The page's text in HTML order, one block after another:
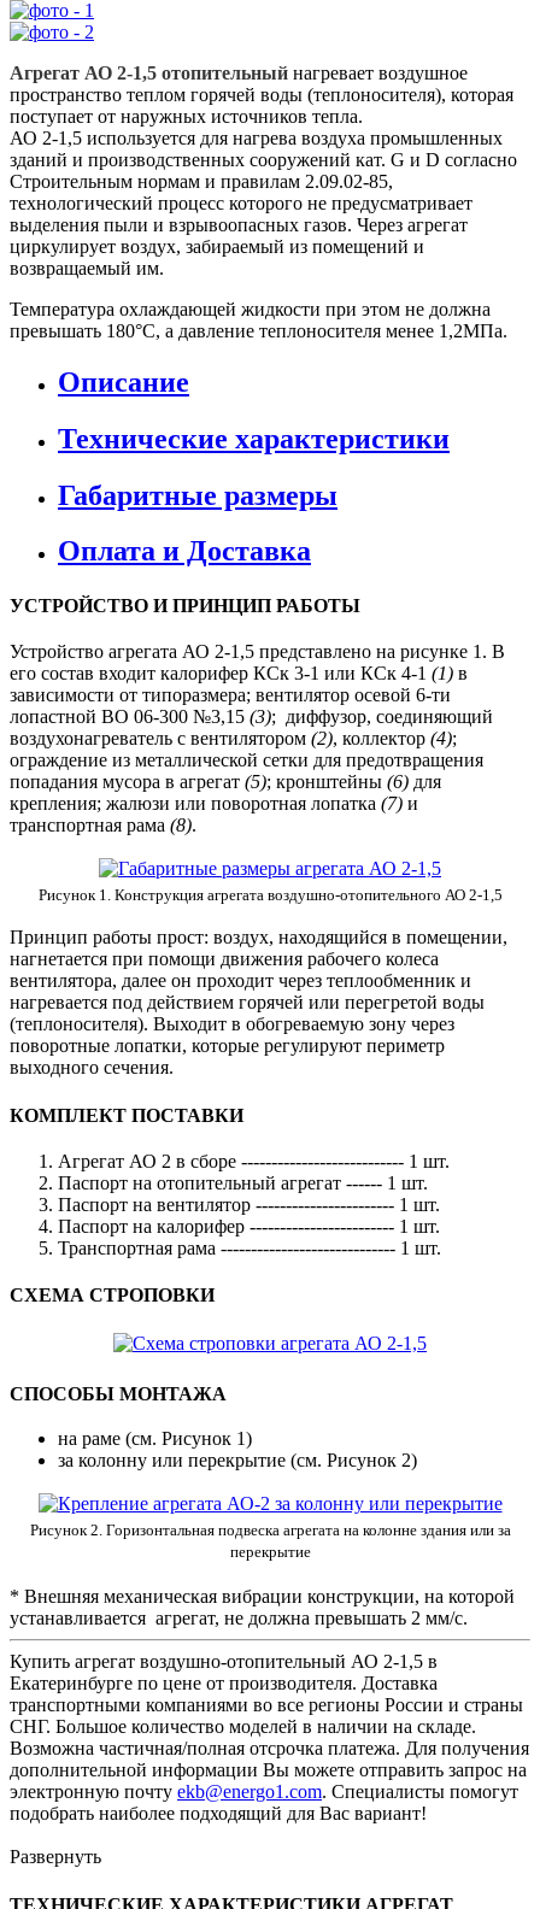
Агрегат АО 2-1,5 отопительный нагревает воздушное
пространство теплом горячей воды (теплоносителя), которая
поступает от наружных источников тепла.
АО 2-1,5 используется для нагрева воздуха промышленных
зданий и производственных сооружений кат. G и D согласно
Строительным нормам и правилам 2.09.02-85,
технологический процесс которого не предусматривает
выделения пыли и взрывоопасных газов. Через агрегат
циркулирует воздух, забираемый из помещений и
возвращаемый им.
Температура охлаждающей жидкости при этом не должна
превышать 180°С, а давление теплоносителя менее 1,2МПа.
Описание
Технические характеристики
Габаритные размеры
Оплата и Доставка
УСТРОЙСТВО И ПРИНЦИП РАБОТЫ
Устройство агрегата АО 2-1,5 представлено на рисунке 1. В
его состав входит калорифер КСк 3-1 или КСк 4-1 (1) в
зависимости от типоразмера; вентилятор осевой 6-ти
лопастной ВО 06-300 №3,15 (3); диффузор, соединяющий
воздухонагреватель с вентилятором (2), коллектор (4);
ограждение из металлической сетки для предотвращения
попадания мусора в агрегат (5); кронштейны (6) для
крепления; жалюзи или поворотная лопатка (7) и
транспортная рама (8).
Рисунок 1. Конструкция агрегата воздушно-отопительного АО 2-1,5
Принцип работы прост: воздух, находящийся в помещении,
нагнетается при помощи движения рабочего колеса
вентилятора, далее он проходит через теплообменник и
нагревается под действием горячей или перегретой воды
(теплоносителя). Выходит в обогреваемую зону через
поворотные лопатки, которые регулируют периметр
выходного сечения.
КОМПЛЕКТ ПОСТАВКИ
Агрегат АО 2 в сборе --------------------------- 1 шт.
Паспорт на отопительный агрегат ------ 1 шт.
Паспорт на вентилятор ----------------------- 1 шт.
Паспорт на калорифер ------------------------ 1 шт.
Транспортная рама ----------------------------- 1 шт.
СХЕМА СТРОПОВКИ
СПОСОБЫ МОНТАЖА
на раме (см. Рисунок 1)
за колонну или перекрытие (см. Рисунок 2)
Рисунок 2. Горизонтальная подвеска агрегата на колонне здания или за
перекрытие
* Внешняя механическая вибрации конструкции, на которой
устанавливается агрегат, не должна превышать 2 мм/с.
Купить агрегат воздушно-отопительный АО 2-1,5 в
Екатеринбурге по цене от производителя. Доставка
транспортными компаниями во все регионы России и страны
СНГ. Большое количество моделей в наличии на складе.
Возможна частичная/полная отсрочка платежа. Для получения
дополнительной информации Вы можете отправить запрос на
электронную почту ekb@energo1.com. Специалисты помогут
подобрать наиболее подходящий для Вас вариант!
Развернуть
ТЕХНИЧЕСКИЕ ХАРАКТЕРИСТИКИ АГРЕГАТ